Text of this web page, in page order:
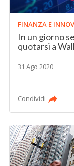
FINANZA E
In un giorno
quotarsi a
31 Ago 2020
Condividi